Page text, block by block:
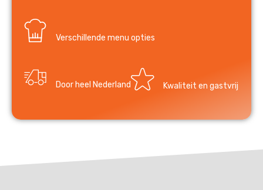
Verschillende menu opties
Door heel Nederland Kwaliteit en gastvrij